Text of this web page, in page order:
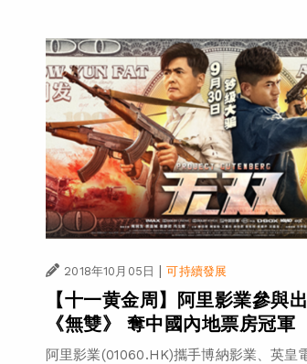
2018年10月05日 | 可持續發展
【十一黄金周】阿里影業參與
《無雙》 奪中國內地票房冠軍
阿里影業(01060.HK)攜手博納影業、英皇